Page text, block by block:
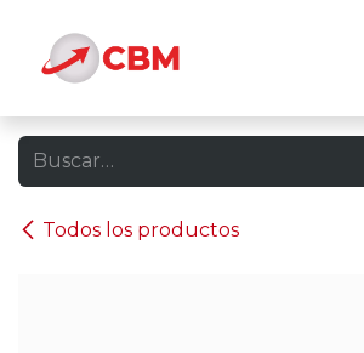
Todos los productos